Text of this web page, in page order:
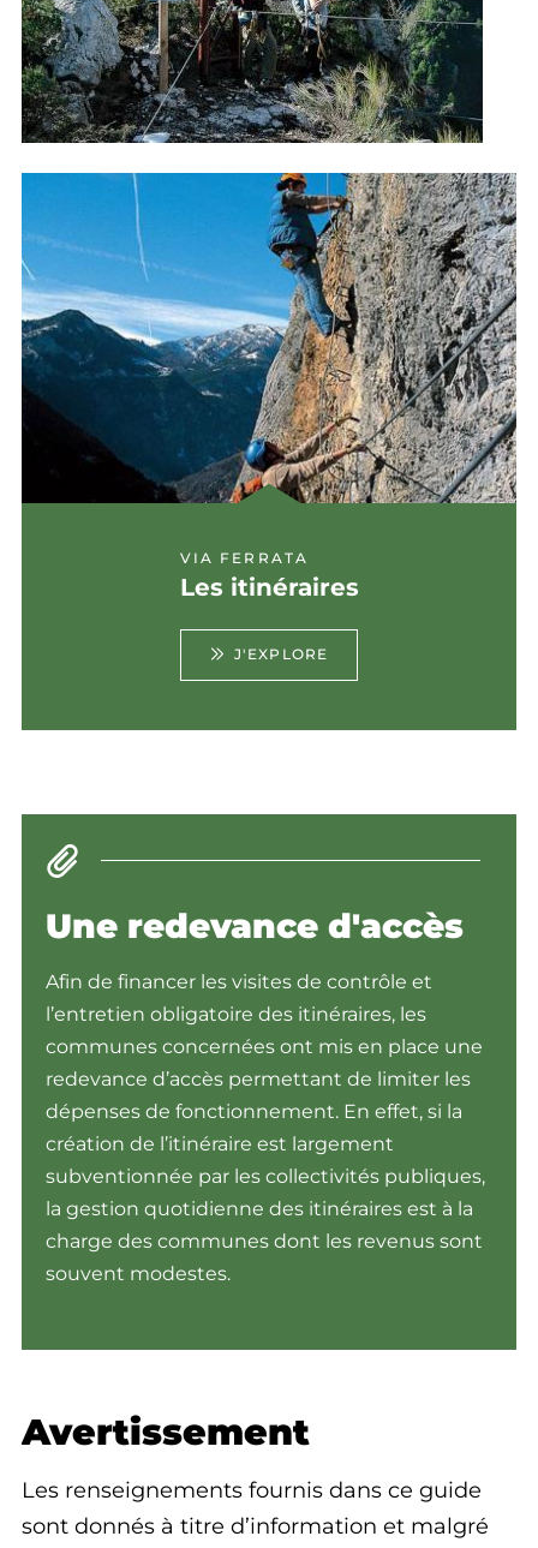
VIA FERRATA
Les itinéraires
J'EXPLORE
Une redevance d'accès
Afin de financer les visites de contrôle et
l’entretien obligatoire des itinéraires, les
communes concernées ont mis en place une
redevance d’accès permettant de limiter les
dépenses de fonctionnement. En effet, si la
création de l’itinéraire est largement
subventionnée par les collectivités publiques,
la gestion quotidienne des itinéraires est à la
charge des communes dont les revenus sont
souvent modestes.
Avertissement
Les renseignements fournis dans ce guide
sont donnés à titre d’information et malgré